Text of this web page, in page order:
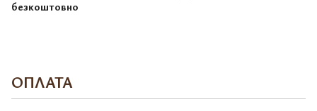
безкоштовно
ОПЛАТА